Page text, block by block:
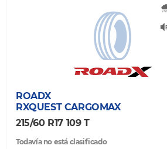
ROADX
RXQUEST CARGOMAX
215/60 R17 109 T
Todavía no está clasificado